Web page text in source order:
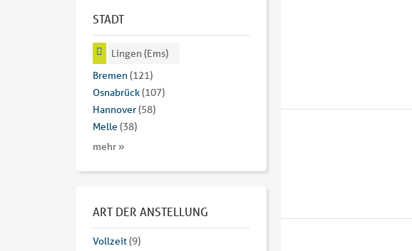
STADT
Lingen (Ems)
Bremen(121)
Osnabrück(107)
Hannover(58)
Melle (38)
mehr »
ART DER ANSTELLUNG
Vollzeit(9)